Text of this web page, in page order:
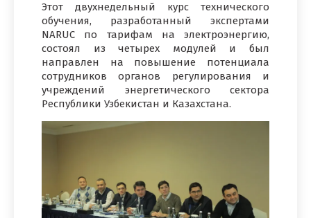
Этот двухнедельный курс технического
обучения, разработанный экспертами
NARUC по тарифам на электроэнергию,
состоял из четырех модулей и был
направлен на повышение потенциала
сотрудников органов регулирования и
учреждений энергетического сектора
Республики Узбекистан и Казахстана.